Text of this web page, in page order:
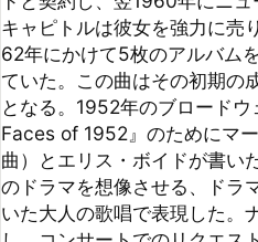
Faces of 1952』のためにマー
曲）とエリス・ボイドが書いた
のドラマを想像させる、ドラマ
いた大人の歌唱で表現した。ナ
し、コンサートでのリクエスト
た。
「今日、誰を見かけたと思う？
り、夕食の用意をして待ってい
淡々と、しかし衝撃的な結末（